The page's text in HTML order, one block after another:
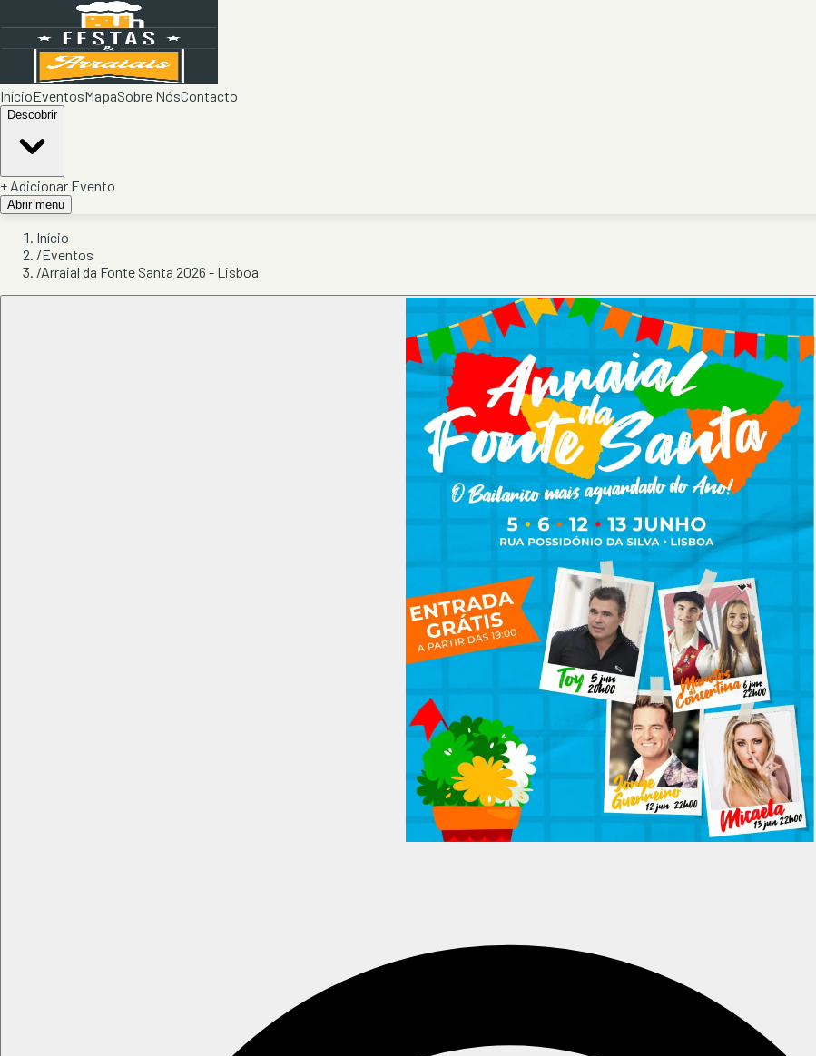
InícioEventosMapaSobre NósContacto
Descobrir
+ Adicionar Evento
Abrir menu
Início
/Eventos
/Arraial da Fonte Santa 2026 - Lisboa